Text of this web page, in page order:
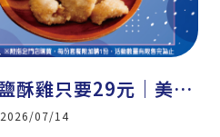
酥雞只要29元｜美式
｜雞排加盟｜小資加
2026/07/14